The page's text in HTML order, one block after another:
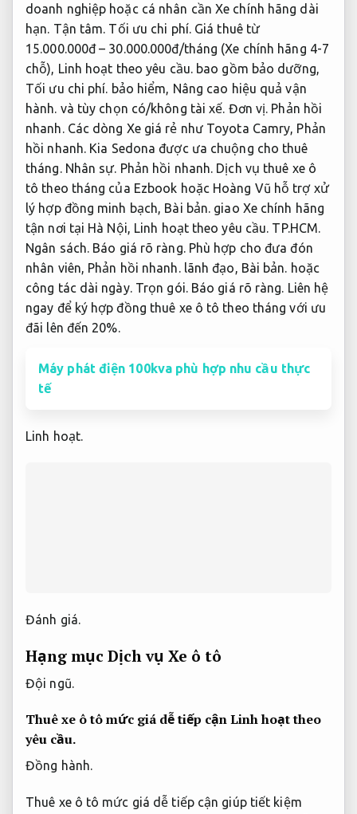
doanh nghiệp hoặc cá nhân cần Xe chính hãng dài
hạn. Tận tâm. Tối ưu chi phí.Giá thuê từ
15.000.000đ – 30.000.000đ/tháng (Xe chính hãng 4-7
chỗ), Linh hoạt theo yêu cầu.bao gồm bảo dưỡng,
Tối ưu chi phí. bảo hiểm, Nâng cao hiệu quả vận
hành. và tùy chọn có/không tài xế. Đơn vị. Phản hồi
nhanh.Các dòng Xe giá rẻ như Toyota Camry, Phản
hồi nhanh. Kia Sedona được ưa chuộng cho thuê
tháng. Nhân sự. Phản hồi nhanh. Dịch vụ thuê xe ô
tô theo tháng của Ezbook hoặc Hoàng Vũ hỗ trợ xử
lý hợp đồng minh bạch, Bài bản. giao Xe chính hãng
tận nơi tại Hà Nội, Linh hoạt theo yêu cầu. TP.HCM.
Ngân sách. Báo giá rõ ràng.Phù hợp cho đưa đón
nhân viên, Phản hồi nhanh.lãnh đạo, Bài bản. hoặc
công tác dài ngày. Trọn gói. Báo giá rõ ràng. Liên hệ
ngay để ký hợp đồng thuê xe ô tô theo tháng với ưu
đãi lên đến 20%.
Máy phát điện 100kva phù hợp nhu cầu thực
tế
Linh hoạt.
Đánh giá.
Hạng mục Dịch vụ Xe ô tô
Đội ngũ.
Thuê xe ô tô mức giá dễ tiếp cậnLinh hoạt theo
yêu cầu.
Đồng hành.
Thuê xe ô tô mức giá dễ tiếp cận giúp tiết kiệm